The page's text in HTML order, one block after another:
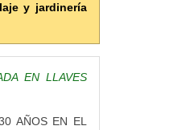
y jardinería
EN LLAVES
AÑOS EN EL